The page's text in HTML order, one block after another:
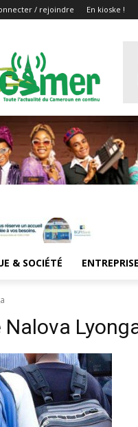
/ rejoindre En kioske !
& SOCIÉTÉ
Nalova